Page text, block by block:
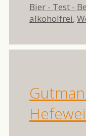
Kategorien
Bier - Test -
alkoholfrei,